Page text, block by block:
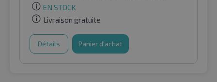
EN STOCK
Livraison gratuite
Détails Panier d'achat